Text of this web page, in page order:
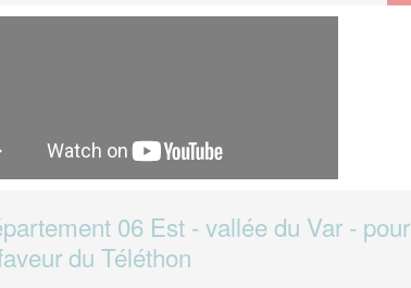
06 Est - vallée du Var - pour
du Téléthon